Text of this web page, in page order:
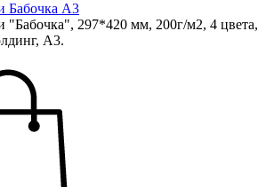
Бабочка А3
"Бабочка", 297*420 мм, 200г/м2, 4 цвета,
А3.